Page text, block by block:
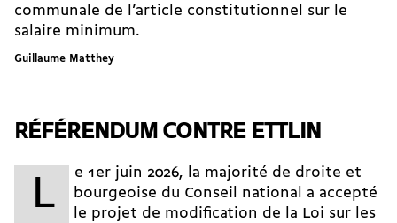
communale de l’article constitutionnel sur le
salaire minimum.
Guillaume Matthey
RÉFÉRENDUM CONTRE ETTLIN
L
e 1er juin 2026, la majorité de droite et
bourgeoise du Conseil national a accepté
le projet de modification de la Loi sur les